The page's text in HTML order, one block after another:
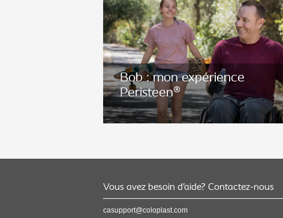
Bob : mon expérience
Peristeen®
Vous avez besoin d’aide? Contactez-nous
casupport@coloplast.com